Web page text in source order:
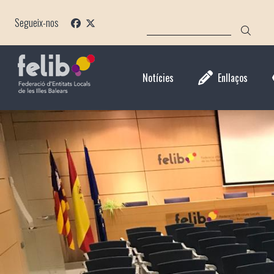
Segueix-nos
Notícies Enllaços